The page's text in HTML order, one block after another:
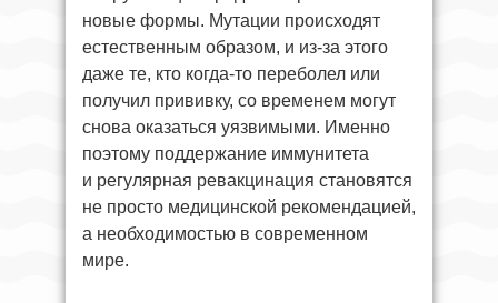
новые формы. Мутации происходят
естественным образом, и из-за этого
даже те, кто когда-то переболел или
получил прививку, со временем могут
снова оказаться уязвимыми. Именно
поэтому поддержание иммунитета
и регулярная ревакцинация становятся
не просто медицинской рекомендацией,
а необходимостью в современном
мире.